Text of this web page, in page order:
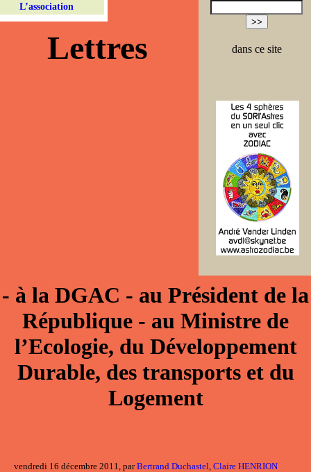
L’association
dans ce site
Lettres
- à la DGAC - au Président de la
République - au Ministre de
l’Ecologie, du Développement
Durable, des transports et du
Logement
vendredi 16 décembre 2011, parBertrand Duchastel, Claire HENRION